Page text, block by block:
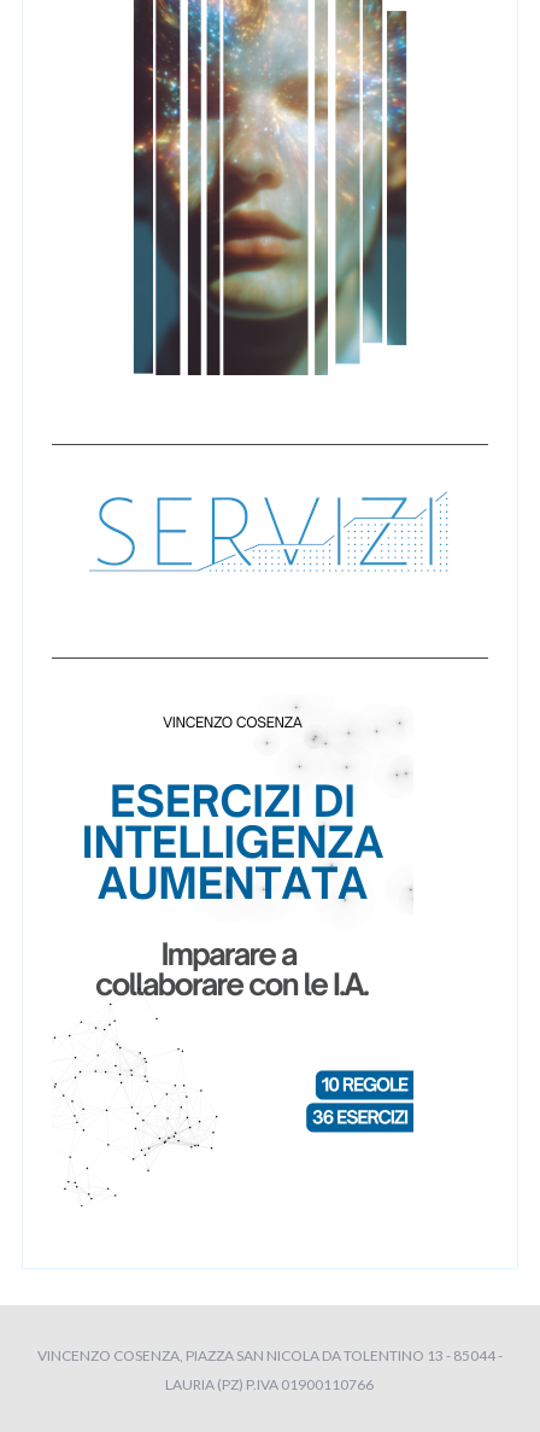
VINCENZO COSENZA, PIAZZA SAN NICOLA DA TOLENTINO 13 - 85044 -
LAURIA (PZ) P.IVA 01900110766